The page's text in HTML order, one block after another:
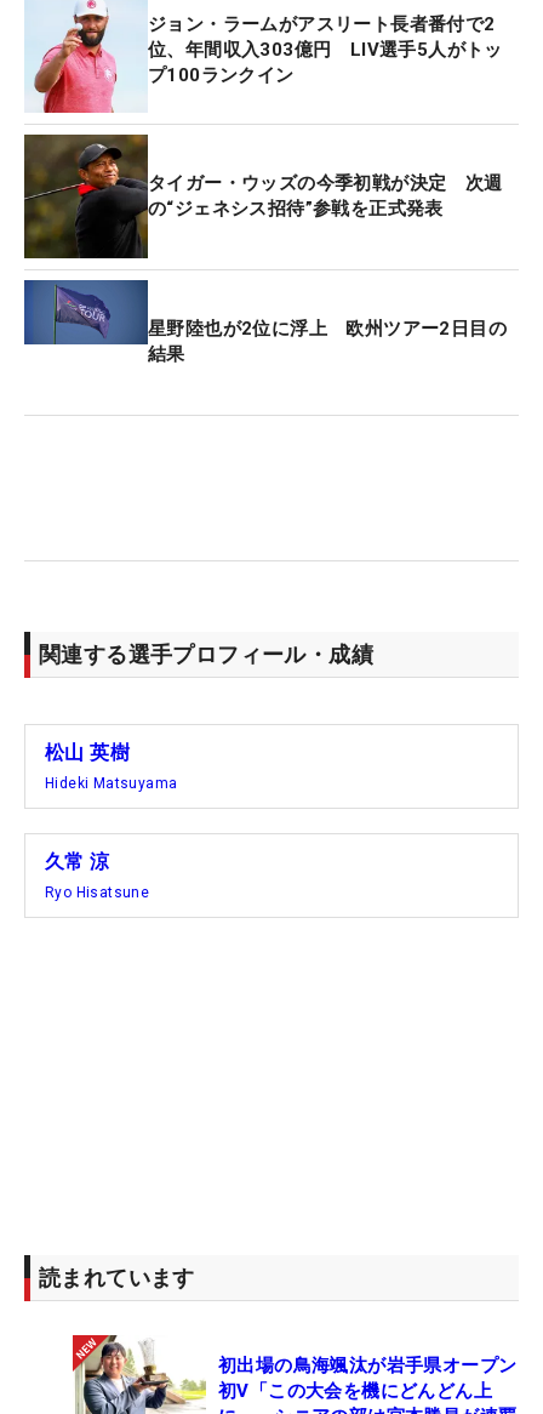
えられないし、さらに雨の予報も出ている」と話し
た。
土曜日は雨の可能性が高く、雷の恐れもあるという
予報。すでに2日間で5時間以上のロスタイムが出て
いる。「これだけの時間を失ったのだから、月曜フ
ィニッシュの可能性もある」（コバル氏）。
月曜日決着となれば、2011年大会以来13年ぶりと
なる。ただ、日曜日と月曜日は天候が回復する見込
みで、先週のペブルビーチ大会に続く54ホール短縮
ジョン・ラームがアスリート長者番付で2
位、年間収入303億円 LIV選手5人がトッ
プ100ランクイン
タイガー・ウッズの今季初戦が決定 次週
の“ジェネシス招待”参戦を正式発表
星野陸也が2位に浮上 欧州ツアー2日目の
結果
関連する選手プロフィール・成績
松山 英樹
Hideki Matsuyama
久常 涼
Ryo Hisatsune
読まれています
初出場の鳥海颯汰が岩手県オープン
初V「この大会を機にどんどん上